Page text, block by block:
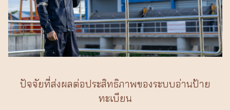
ปัจจัยที่ส่งผลต่อประสิทธิภาพของระบบอ่านป้าย
ทะเบียน